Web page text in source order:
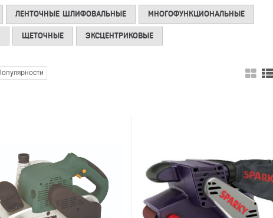
ЛЕНТОЧНЫЕ ШЛИФОВАЛЬНЫЕ МНОГОФУНКЦИОНАЛЬНЫЕ
ЩЕТОЧНЫЕ ЭКСЦЕНТРИКОВЫЕ